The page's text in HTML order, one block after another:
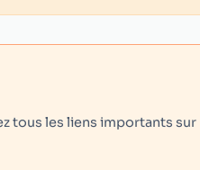
tous les liens importants sur